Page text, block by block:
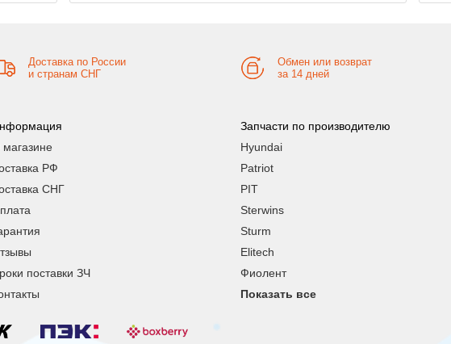
Доставка по России
и странам СНГ
Обмен или возврат
за 14 дней
РФ
СНГ
поставки ЗЧ
Запчасти по производителю
Hyundai
Patriot
PIT
Sterwins
Sturm
Elitech
Фиолент
Показать все